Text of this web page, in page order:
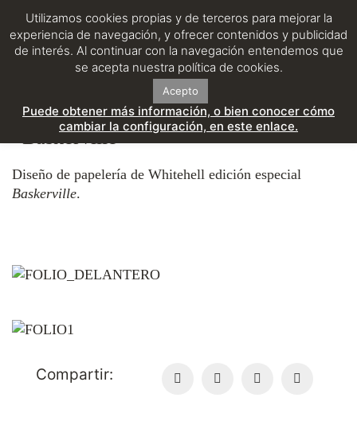
Whitehell Edición Especial
«Baskerville»
Diseño de papelería de Whitehell edición especial
Baskerville.
Compartir:
Utilizamos cookies propias y de terceros para mejorar la
experiencia de navegación, y ofrecer contenidos y publicidad
de interés. Al continuar con la navegación entendemos que
se acepta nuestra política de cookies.
Acepto
Puede obtener más información, o bien conocer cómo
cambiar la configuración, en este enlace.